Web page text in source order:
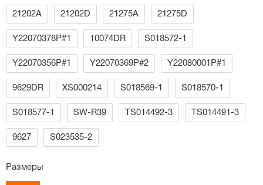
21202A 21202D 21275A 21275D
Y22070378P#1 10074DR S018572-1
Y22070356P#1 Y22070369P#2 Y22080001P#1
9629DR XS000214 S018569-1 S018570-1
S018577-1 SW-R39 TS014492-3 TS014491-3
9627 S023535-2
Размеры